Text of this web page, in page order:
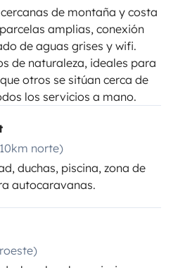
de montaña y costa
amplias, conexión
de aguas grises y wifi.
de naturaleza, ideales para
otros se sitúan cerca de
los servicios a mano.
norte)
duchas, piscina, zona de
autocaravanas.